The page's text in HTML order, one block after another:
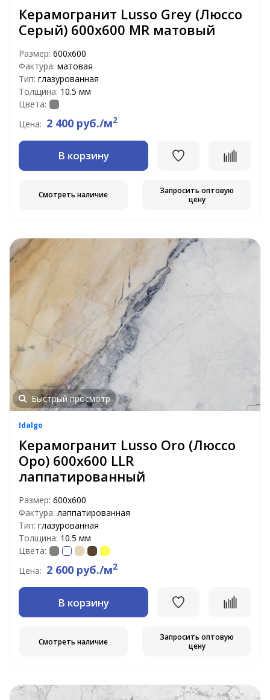
Керамогранит Lusso Grey (Люссо
Серый) 600х600 MR матовый
Размер: 600х600
Фактура: матовая
Тип: глазурованная
Толщина: 10.5 мм
Цвета:
Цена: 2 400 руб./м2
В корзину
Смотреть наличие
Запросить оптовую
цену
Быстрый просмотр
Idalgo
Керамогранит Lusso Oro (Люссо
Оро) 600х600 LLR
лаппатированный
Размер: 600х600
Фактура: лаппатированная
Тип: глазурованная
Толщина: 10.5 мм
Цвета:
Цена: 2 600 руб./м2
В корзину
Смотреть наличие
Запросить оптовую
цену